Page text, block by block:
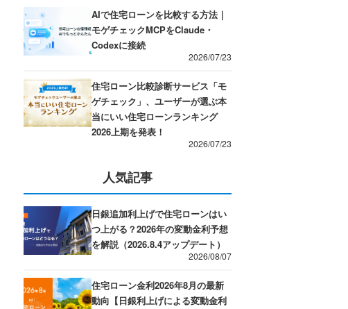
AIで住宅ローンを比較する方法｜
モゲチェックMCPをClaude・
Codexに接続
2026/07/23
住宅ローン比較診断サービス「モ
ゲチェック」、ユーザーが選ぶ本
当にいい住宅ローンランキング
2026上期を発表！
2026/07/23
人気記事
日銀追加利上げで住宅ローンはい
つ上がる？2026年の変動金利予想
を解説（2026.8.4アップデート）
2026/08/07
住宅ローン金利2026年8月の最新
動向【日銀利上げによる変動金利